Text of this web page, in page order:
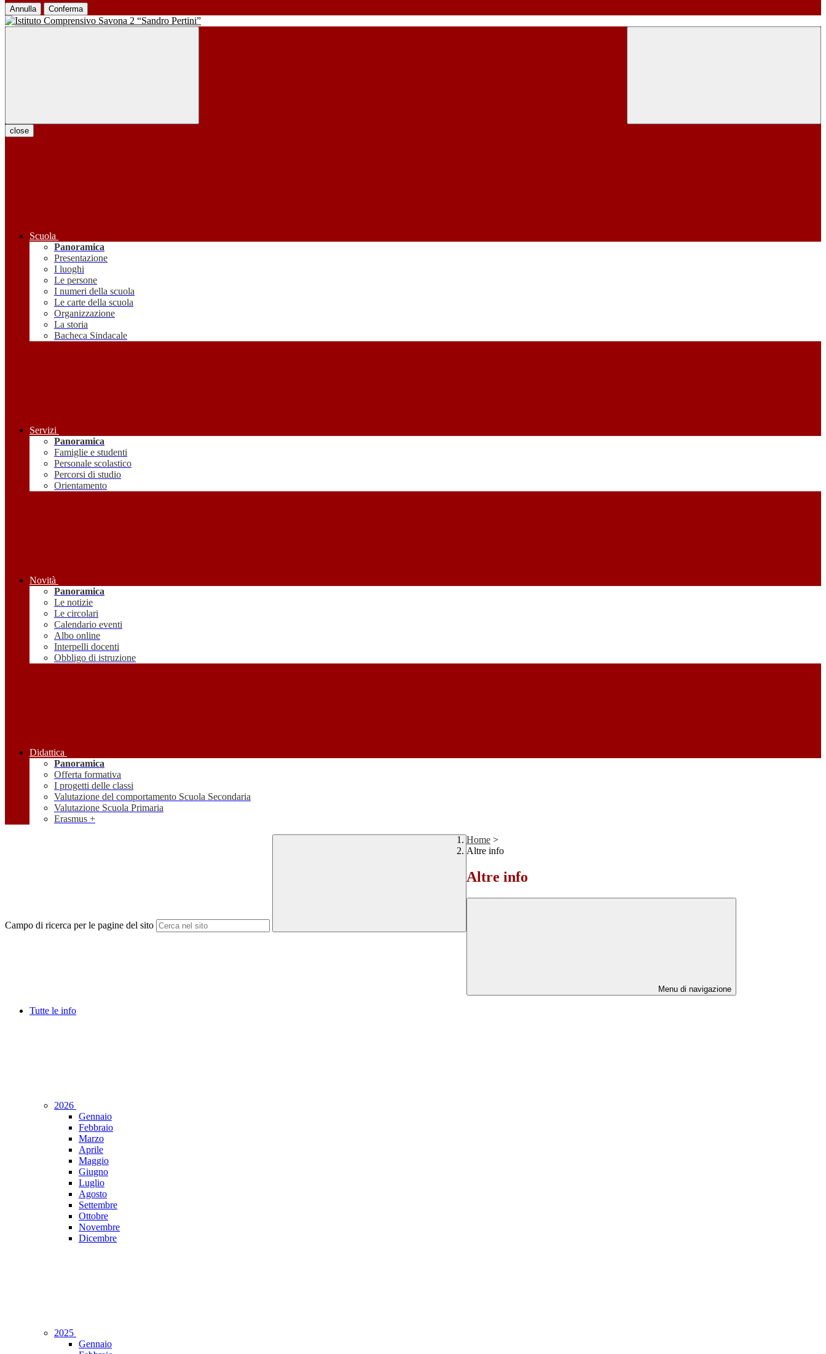
Annulla Conferma
close
Scuola
Panoramica
Presentazione
I luoghi
Le persone
I numeri della scuola
Le carte della scuola
Organizzazione
La storia
Bacheca Sindacale
Servizi
Panoramica
Famiglie e studenti
Personale scolastico
Percorsi di studio
Orientamento
Novità
Panoramica
Le notizie
Le circolari
Calendario eventi
Albo online
Interpelli docenti
Obbligo di istruzione
Didattica
Panoramica
Offerta formativa
I progetti delle classi
Valutazione del comportamento Scuola Secondaria
Valutazione Scuola Primaria
Erasmus +
Campo di ricerca per le pagine del sito
Home >
Altre info
Altre info
Menu di navigazione
Tutte le info
2026
Gennaio
Febbraio
Marzo
Aprile
Maggio
Giugno
Luglio
Agosto
Settembre
Ottobre
Novembre
Dicembre
2025
Gennaio